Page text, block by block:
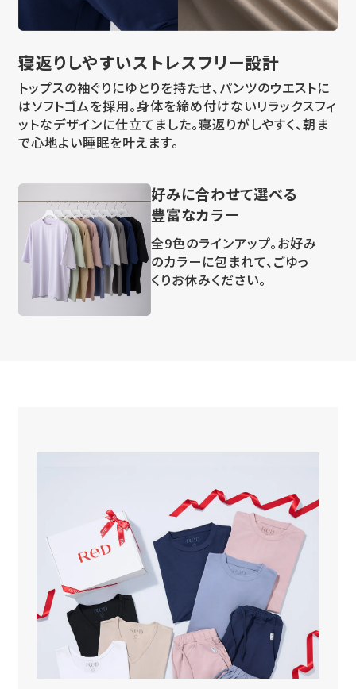
寝返りしやすいストレスフリー設計
トップスの袖ぐりにゆとりを持たせ、パンツのウエストに
はソフトゴムを採用。身体を締め付けないリラックスフィ
ットなデザインに仕立てました。寝返りがしやすく、朝ま
で心地よい睡眠を叶えます。
好みに合わせて選べる
豊富なカラー
全9色のラインアップ。お好み
のカラーに包まれて、ごゆっ
くりお休みください。